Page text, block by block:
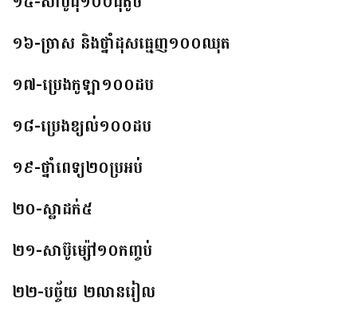
១៦-ច្រាស និងថ្នាំដុសធ្មេញ១០០ឈុត
១៧-ប្រេងកូឡា១០០ដប
១៨-ប្រេងខ្យល់១០០ដប
១៩-ថ្នាំពេទ្យ២០ប្រអប់
២០-ស្លាដក់៥
២១-សាប៊ូម្ស៉ៅ១០កញ្ចប់
២២-បច្ច័យ ២លានរៀល